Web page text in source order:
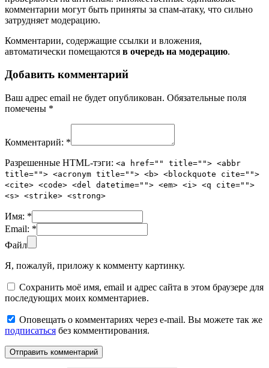
комментарии могут быть приняты за спам-атаку, что сильно
затрудняет модерацию.
Комментарии, содержащие ссылки и вложения,
автоматически помещаются в очередь на модерацию.
Добавить комментарий
Ваш адрес email не будет опубликован. Обязательные поля
помечены *
Комментарий: *
Разрешенные HTML-тэги: <a href="" title=""> <abbr
title=""> <acronym title=""> <b> <blockquote cite="">
<cite> <code> <del datetime=""> <em> <i> <q cite="">
<s> <strike> <strong>
Имя: *
Email: *
Файл
Я, пожалуй, приложу к комменту картинку.
Сохранить моё имя, email и адрес сайта в этом браузере для
последующих моих комментариев.
Оповещать о комментариях через e-mail. Вы можете так же
подписаться без комментирования.